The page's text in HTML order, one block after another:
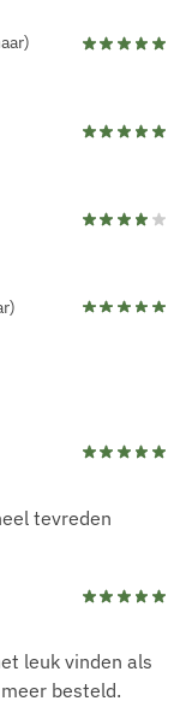
tevreden
leuk vinden als
besteld.